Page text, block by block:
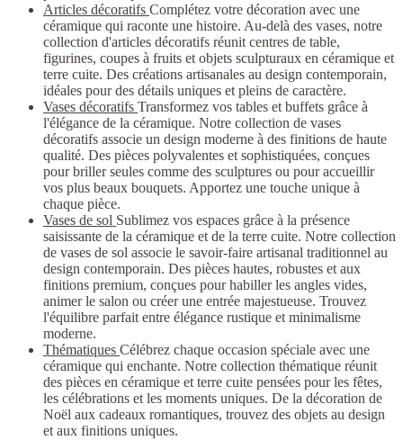
Articles décoratifs Complétez votre décoration avec une
céramique qui raconte une histoire. Au-delà des vases, notre
collection d'articles décoratifs réunit centres de table,
figurines, coupes à fruits et objets sculpturaux en céramique et
terre cuite. Des créations artisanales au design contemporain,
idéales pour des détails uniques et pleins de caractère.
Vases décoratifs Transformez vos tables et buffets grâce à
l'élégance de la céramique. Notre collection de vases
décoratifs associe un design moderne à des finitions de haute
qualité. Des pièces polyvalentes et sophistiquées, conçues
pour briller seules comme des sculptures ou pour accueillir
vos plus beaux bouquets. Apportez une touche unique à
chaque pièce.
Vases de sol Sublimez vos espaces grâce à la présence
saisissante de la céramique et de la terre cuite. Notre collection
de vases de sol associe le savoir-faire artisanal traditionnel au
design contemporain. Des pièces hautes, robustes et aux
finitions premium, conçues pour habiller les angles vides,
animer le salon ou créer une entrée majestueuse. Trouvez
l'équilibre parfait entre élégance rustique et minimalisme
moderne.
Thématiques Célébrez chaque occasion spéciale avec une
céramique qui enchante. Notre collection thématique réunit
des pièces en céramique et terre cuite pensées pour les fêtes,
les célébrations et les moments uniques. De la décoration de
Noël aux cadeaux romantiques, trouvez des objets au design
et aux finitions uniques.